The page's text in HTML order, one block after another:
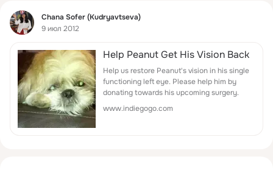
Фид
Chana Sofer (Kudryavtseva)
9 июл 2012
Help Peanut Get His Vision Back
Help us restore Peanut's vision in his single
functioning left eye. Please help him by
donating towards his upcoming surgery.
www.indiegogo.com